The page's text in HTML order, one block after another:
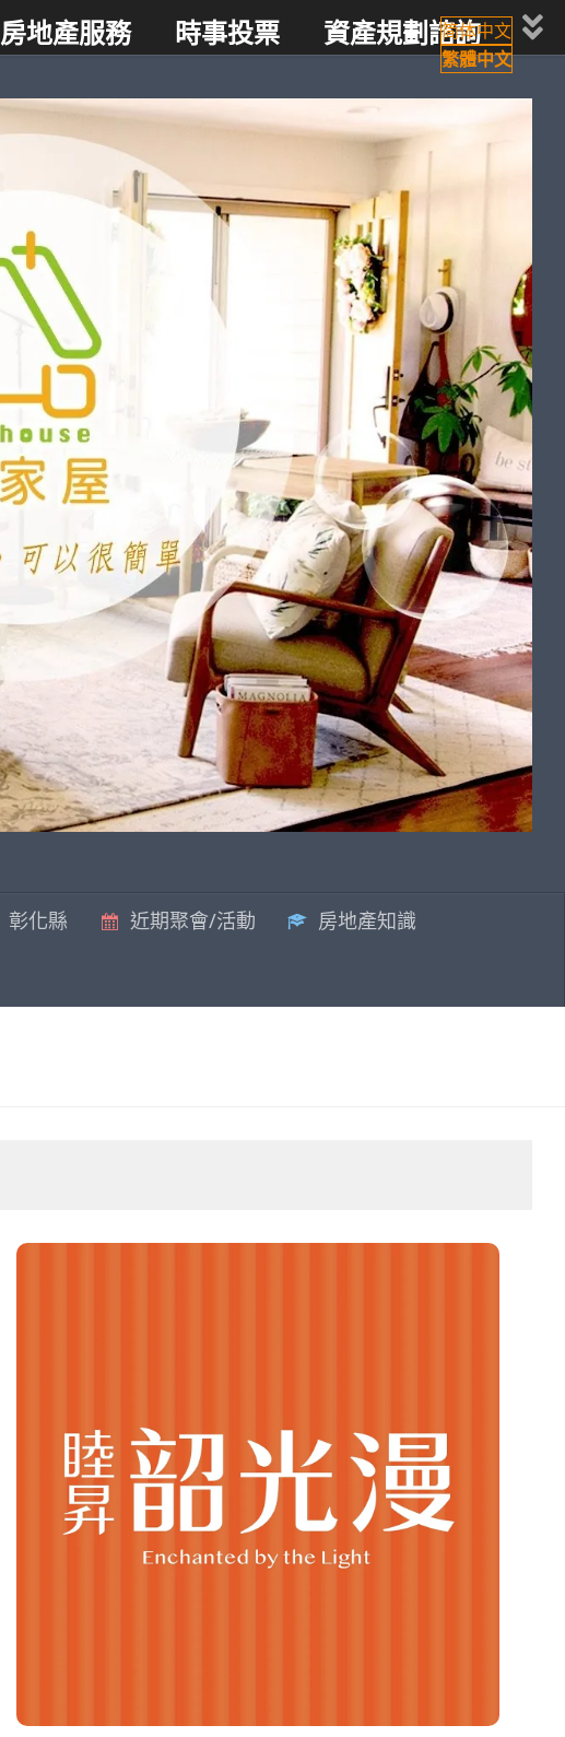
房地產服務 時事投票
資產規劃諮詢
彰化縣 近期聚會/活動 房地產知識
简体中文
繁體中文